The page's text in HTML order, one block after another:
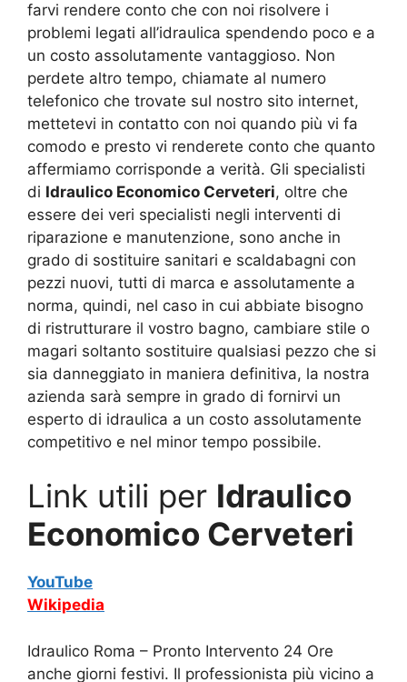
farvi rendere conto che con noi risolvere i
problemi legati all’idraulica spendendo poco e a
un costo assolutamente vantaggioso. Non
perdete altro tempo, chiamate al numero
telefonico che trovate sul nostro sito internet,
mettetevi in contatto con noi quando più vi fa
comodo e presto vi renderete conto che quanto
affermiamo corrisponde a verità. Gli specialisti
di Idraulico Economico Cerveteri, oltre che
essere dei veri specialisti negli interventi di
riparazione e manutenzione, sono anche in
grado di sostituire sanitari e scaldabagni con
pezzi nuovi, tutti di marca e assolutamente a
norma, quindi, nel caso in cui abbiate bisogno
di ristrutturare il vostro bagno, cambiare stile o
magari soltanto sostituire qualsiasi pezzo che si
sia danneggiato in maniera definitiva, la nostra
azienda sarà sempre in grado di fornirvi un
esperto di idraulica a un costo assolutamente
competitivo e nel minor tempo possibile.
Link utili per Idraulico
Economico Cerveteri
YouTube
Wikipedia
Idraulico Roma – Pronto Intervento 24 Ore
anche giorni festivi. Il professionista più vicino a